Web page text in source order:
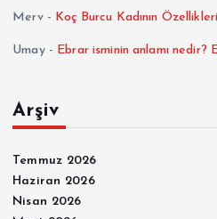
Merv- Koç Burcu Kadının
Umay- Ebrar isminin anlamı nedir?
Arşiv
Temmuz 2026
Haziran 2026
Nisan 2026